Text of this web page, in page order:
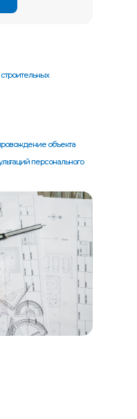
персонального
объекта